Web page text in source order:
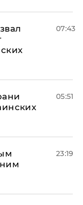
07:43
05:51
23:19